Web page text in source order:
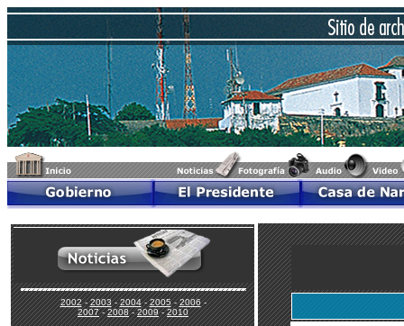
2002-2003-2004-2005-2006-
2007-2008-2009-2010